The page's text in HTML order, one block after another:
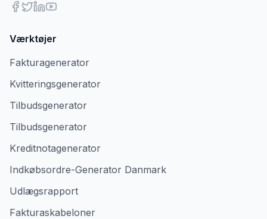
Værktøjer
Fakturagenerator
Kvitteringsgenerator
Tilbudsgenerator
Tilbudsgenerator
Kreditnotagenerator
Indkøbsordre-Generator Danmark
Udlægsrapport
Fakturaskabeloner